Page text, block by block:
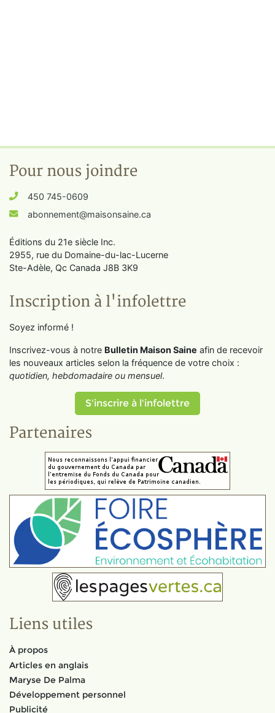
Pour nous joindre
450 745-0609
abonnement@maisonsaine.ca
Éditions du 21e siècle Inc.
2955, rue du Domaine-du-lac-Lucerne
Ste-Adèle, Qc Canada J8B 3K9
Inscription à l'infolettre
Soyez informé !
Inscrivez-vous à notre Bulletin Maison Saine afin de recevoir
les nouveaux articles selon la fréquence de votre choix :
quotidien, hebdomadaire ou mensuel.
S'inscrire à l'infolettre
Partenaires
Liens utiles
À propos
Articles en anglais
Maryse De Palma
Développement personnel
Publicité